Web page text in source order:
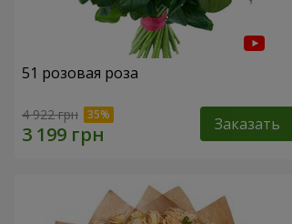
51 розовая роза
4 922 грн Заказать